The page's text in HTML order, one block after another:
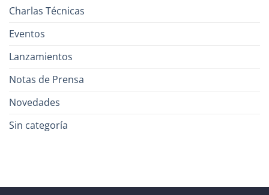
Charlas Técnicas
Eventos
Lanzamientos
Notas de Prensa
Novedades
Sin categoría